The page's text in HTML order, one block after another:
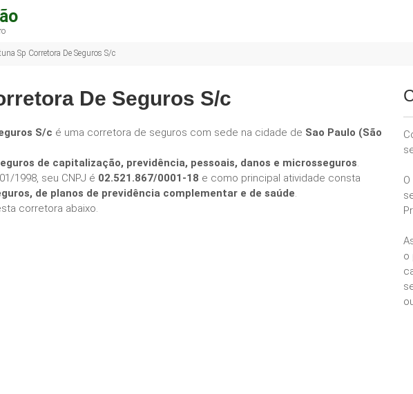
Sp Corretora De Seguros S/c
De Seguros S/c
S/c é uma corretora de seguros com sede na cidade de Sao Paulo (São
de capitalização, previdência, pessoais, danos e microsseguros.
1998, seu CNPJ é 02.521.867/0001-18 e como principal atividade consta
de planos de previdência complementar e de saúde.
corretora abaixo.
o